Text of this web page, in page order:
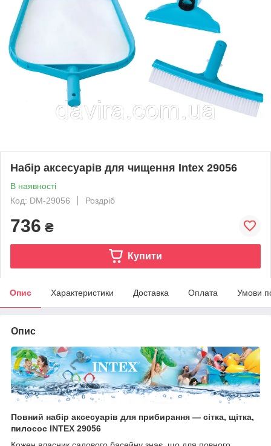
Набір аксесуарів для чищення Intex 29056
В наявності
Код: DM-29056
Роздріб
736 ₴
Купити
Опис Характеристики Доставка Оплата Умови
Опис
Повний набір аксесуарів для прибирання — сітка, щітка,
пилосос INTEX 29056